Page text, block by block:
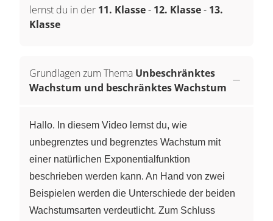
lernst du in der 11. Klasse- 12. Klasse- 13.
Klasse
Grundlagen zum Thema Unbeschränktes
Wachstum und beschränktes Wachstum
Hallo. In diesem Video lernst du, wie
unbegrenztes und begrenztes Wachstum mit
einer natürlichen Exponentialfunktion
beschrieben werden kann. An Hand von zwei
Beispielen werden die Unterschiede der beiden
Wachstumsarten verdeutlicht. Zum Schluss